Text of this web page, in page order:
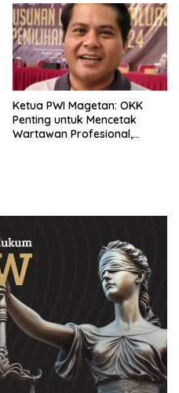
Ketua PWI Magetan: OKK
Penting untuk Mencetak
Wartawan Profesional,